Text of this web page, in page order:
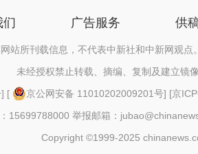
们 广告服务 供
站所刊载信息，不代表中新社和中新网观点
未经授权禁止转载、摘编、复制及建立镜
] [ 京公网安备 11010202009201号] [京
15699788000 举报邮箱：
Copyright ©1999-2025